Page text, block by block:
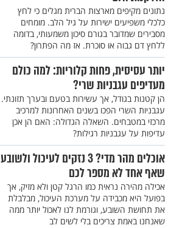
נתונים מקיפים מארצות הברית מגלים כי לחץ
כלכלי משפיעים ישירות על גיל הלב. מומחים
מסבירים שמדובר בגורם סיכון משמעותי, בדומה
ללחץ דם גבוה או סוכרת. אז מה הפתרון?
יותר עסיסית, פחות קלוריות: למה כולם
מעדיפים עגבניות שרי?
הן קטנות בגודל, אך עשירות בטעם ובערך תזונתי.
עגבניות השרי הפכו בשנים האחרונות למרכיב
מרכזי במטבחים. השאלה הגדולה: האם הן אכן
עדיפות על עגבניות רגילות?
אוכלים מהר מדי? 3 נזקים לעיכול ולשובע
שאף אחד לא מספר לכם
אכילה מהירה נראית כמו הרגל קטן ולא מזיק, אך
בפועל היא מכבידה על מערכת העיכול, מבלבלת
את תחושת השובע, וגורמת לנו לאכול יותר ממה
שאנחנו באמת צריכים בלי לשים לב